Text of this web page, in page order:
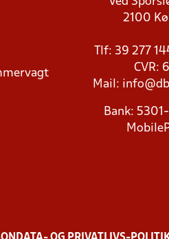
2100
Tlf: 39 277
CVR:
Mail:
Bank: